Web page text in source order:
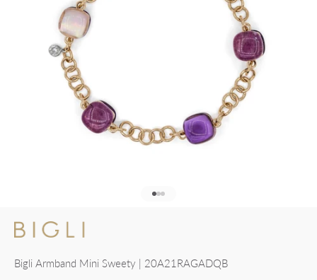
Bigli Armband Mini Sweety | 20A21RAGADQB